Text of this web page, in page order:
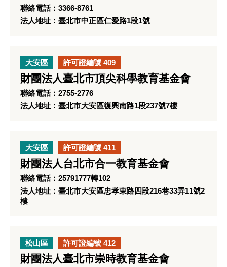
聯絡電話：3366-8761
法人地址：臺北市中正區仁愛路1段1號
大安區 許可證編號 409
財團法人臺北市頂尖科學教育基金會
聯絡電話：2755-2776
法人地址：臺北市大安區復興南路1段237號7樓
大安區 許可證編號 411
財團法人台北市合一教育基金會
聯絡電話：25791777轉102
法人地址：臺北市大安區忠孝東路四段216巷33弄11號2
樓
松山區 許可證編號 412
財團法人臺北市崇時教育基金會